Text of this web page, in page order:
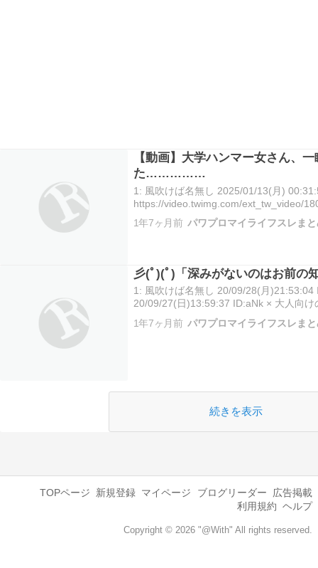
【動画】大学ハンマー女さん、
た……………
1: 風吹けば名無し 2025/01/13(月)
https://video.twimg.com/ext_tw_video/
1年7ヶ月前 パワプロマイライフスレま
彡(ﾟ)(ﾟ)「深みがないのはお前の
1: 風吹けば名無し 20/09/28(月)21:53:04
20/09/27(日)13:59:37 ID:aNk × 大人向
とか朝ドラみとけや21： 名無し：20/
1年7ヶ月前 パワプロマイライフスレま
続きを表示
TOPページ 新規登録 マイページ ブログリーダー
広告掲載
利用規約 ヘルプ
Copyright © 2026 "@With" All rights reserved.